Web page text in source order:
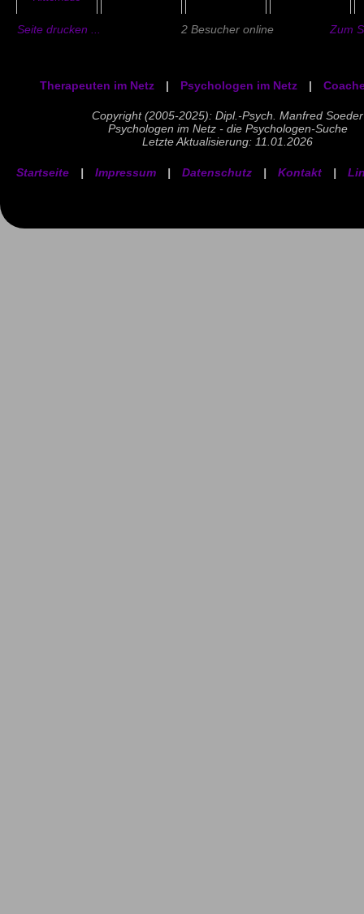
Seite drucken ... 2 Besucher online Zum
Therapeuten im Netz | Psychologen im Netz |
Copyright (2005-2025): Dipl.-Psych. Manfred Soeder
Psychologen im Netz - die Psychologen-Suche
Letzte Aktualisierung: 11.01.2026
Startseite | Impressum | Datenschutz | Kontakt |